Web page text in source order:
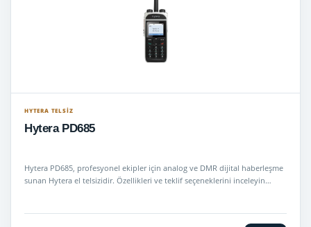
HYTERA TELSIZ
Hytera PD685
Hytera PD685, profesyonel ekipler için analog ve DMR dijital haberleşme
sunan Hytera el telsizidir. Özellikleri ve teklif seçeneklerini inceleyin…